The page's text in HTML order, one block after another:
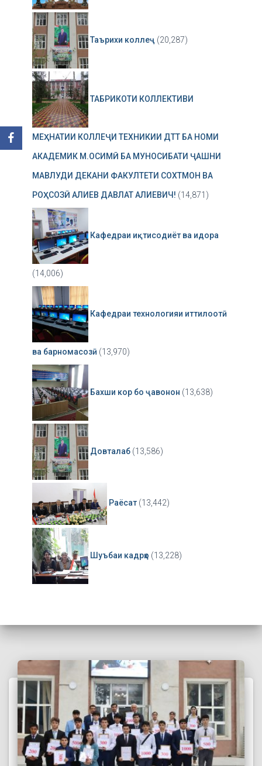
Таърихи коллеҷ (20,287)
ТАБРИКОТИ КОЛЛЕКТИВИ
МЕҲНАТИИ КОЛЛЕҶИ ТЕХНИКИИ ДТТ БА НОМИ
АКАДЕМИК М.ОСИМӢ БА МУНОСИБАТИ ҶАШНИ
МАВЛУДИ ДЕКАНИ ФАКУЛТЕТИ СОХТМОН ВА
РОҲСОЗӢ АЛИЕВ ДАВЛАТ АЛИЕВИЧ! (14,871)
Кафедраи иқтисодиёт ва идора
(14,006)
Кафедраи технологияи иттилоотӣ
ва барномасозӣ (13,970)
Бахши кор бо ҷавонон (13,638)
Довталаб (13,586)
Раёсат (13,442)
Шуъбаи кадрҳо (13,228)